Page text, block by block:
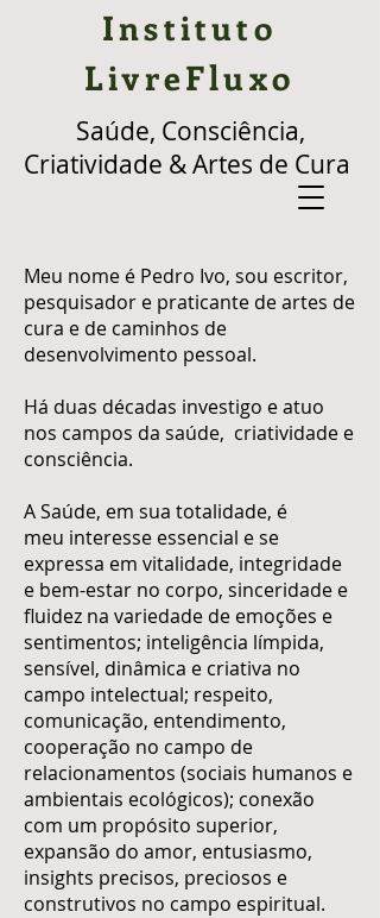
Instituto
LivreFluxo
Saúde, Consciência,
Criatividade & Artes de Cura
Meu nome é Pedro Ivo, sou escritor,
pesquisador e praticante de artes de
cura e de caminhos de
desenvolvimento pessoal.
Há duas décadas investigo e atuo
nos campos da saúde, criatividade e
consciência.
​A Saúde, em sua totalidade, é
meu interesse essencial e se
expressa em vitalidade, integridade
e bem-estar no corpo, sinceridade e
fluidez na variedade de emoções e
sentimentos; inteligência límpida,
sensível, dinâmica e criativa no
campo intelectual; respeito,
comunicação, entendimento,
cooperação no campo de
relacionamentos (sociais humanos e
ambientais ecológicos); conexão
com um propósito superior,
expansão do amor, entusiasmo,
insights precisos, preciosos e
construtivos no campo espiritual.